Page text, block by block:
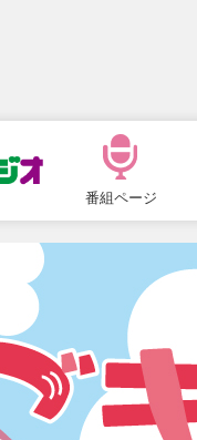
ュ
番組ページ